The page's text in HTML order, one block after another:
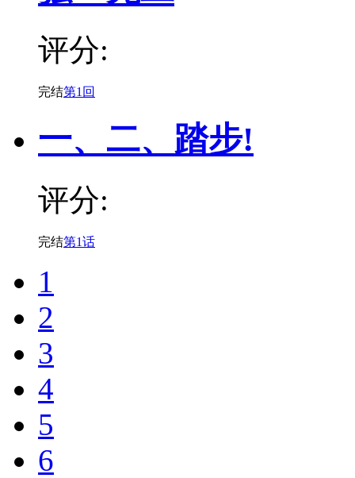
评分:
完结第1回
一、二、踏步!
评分:
完结第1话
1
2
3
4
5
6